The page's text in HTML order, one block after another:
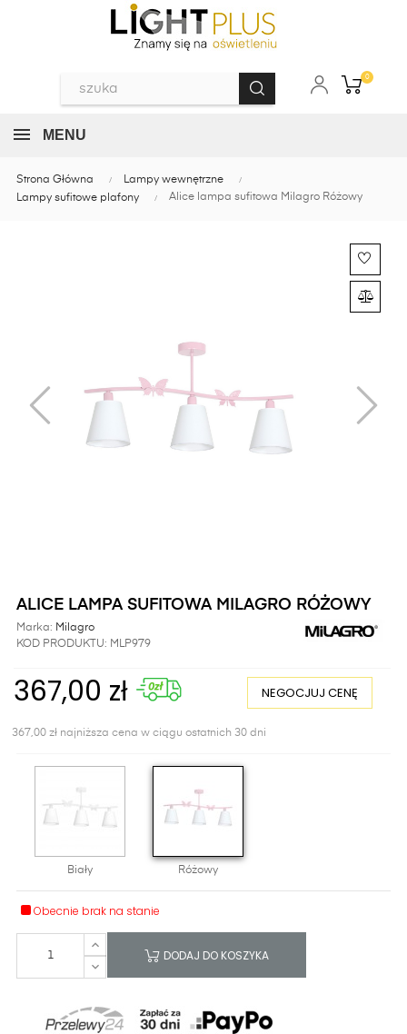
0
MENU
Strona Główna
Lampy wewnętrzne
Lampy sufitowe plafony
Alice lampa sufitowa Milagro Różowy
ALICE LAMPA SUFITOWA MILAGRO RÓŻOWY
Marka: Milagro
KOD PRODUKTU: MLP979
367,00 zł NEGOCJUJ CENĘ
367,00 zł najniższa cena w ciągu ostatnich 30 dni
Biały Różowy
Obecnie brak na stanie
DODAJ DO KOSZYKA